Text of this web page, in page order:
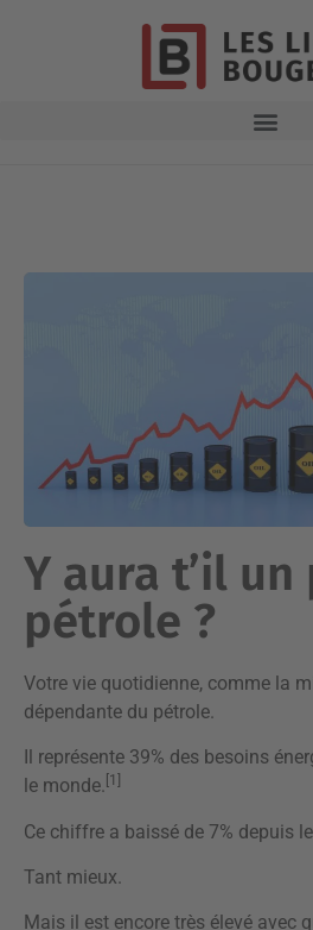
Y aura t’il un
pétrole ?
Votre vie quotidienne, comme la
dépendante du pétrole.
Il représente 39% des besoins
le monde. [1]
Ce chiffre a baissé de 7% depuis
Tant mieux.
Mais il est encore très élevé avec